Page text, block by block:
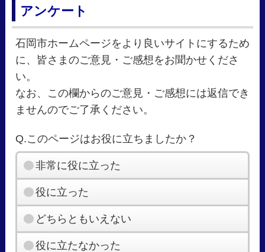
アンケート
石岡市ホームページをより良いサイトにするため
に、皆さまのご意見・ご感想をお聞かせくださ
い。
なお、この欄からのご意見・ご感想には返信でき
ませんのでご了承ください。
Q.このページはお役に立ちましたか？
非常に役に立った
役に立った
どちらともいえない
役に立たなかった